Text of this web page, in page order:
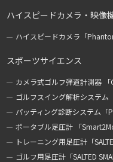
ハイスピードカメラ・映像
ハイスピードカメラ「
スポーツサイエンス
カメラ式ゴルフ弾道計測器 「
ゴルフスイング解析システム
パッティング診断システム「
ポータブル足圧計 「
トレーニング用足圧計「
ゴルフ用足圧計「SALTED